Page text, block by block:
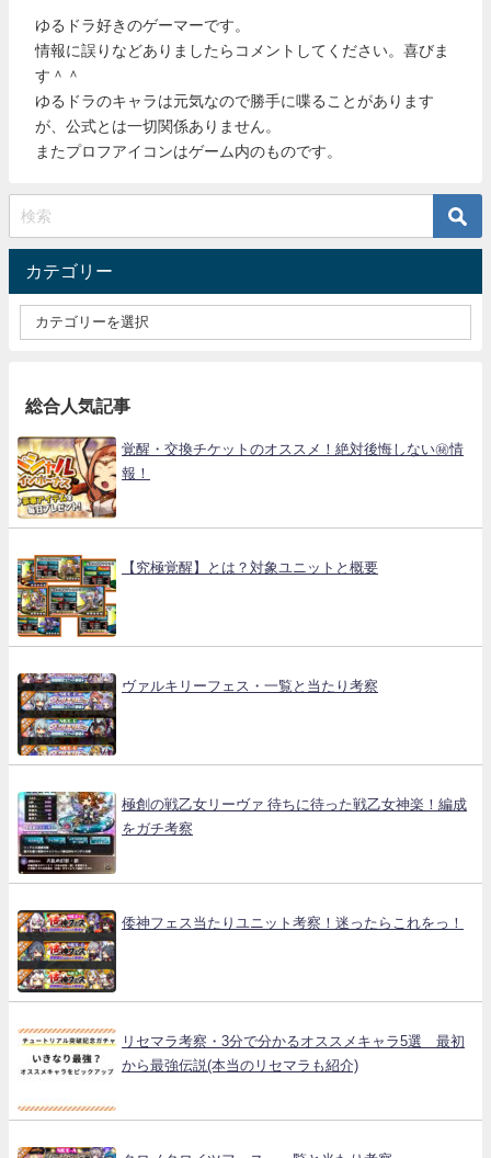
ゆるドラ好きのゲーマーです。
情報に誤りなどありましたらコメントしてください。喜びま
す＾＾
ゆるドラのキャラは元気なので勝手に喋ることがあります
が、公式とは一切関係ありません。
またプロフアイコンはゲーム内のものです。
カテゴリー
総合人気記事
覚醒・交換チケットのオススメ！絶対後悔しない㊙情
報！
【究極覚醒】とは？対象ユニットと概要
ヴァルキリーフェス・一覧と当たり考察
極創の戦乙女リーヴァ 待ちに待った戦乙女神楽！編成
をガチ考察
倭神フェス当たりユニット考察！迷ったらこれをっ！
リセマラ考察・3分で分かるオススメキャラ5選 最初
から最強伝説(本当のリセマラも紹介)